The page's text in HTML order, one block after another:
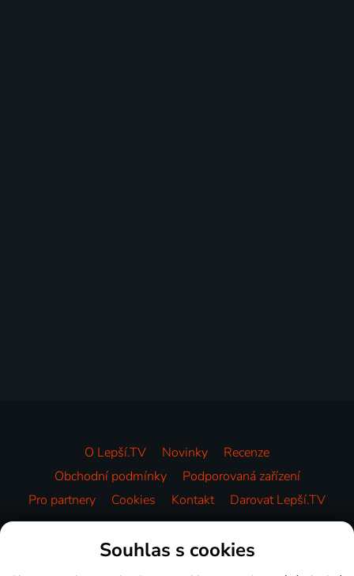
O Lepší.TV Novinky
Recenze
Obchodní podmínky
Podporovaná zařízení
Pro partnery
Cookies Kontakt Darovat Lepší.TV
Videotéka
Souhlas s cookies